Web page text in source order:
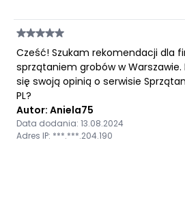
Cześć! Szukam rekomendacji dla
sprzątaniem grobów w Warszawie.
się swoją opinią o serwisie
PL?
Autor: Aniela75
Data dodania: 13.08.2024
Adres IP: ***.***.204.190